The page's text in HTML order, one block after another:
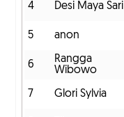
4 Desi Maya Sari
5 anon
6
Rangga
Wibowo
7 Glori Sylvia